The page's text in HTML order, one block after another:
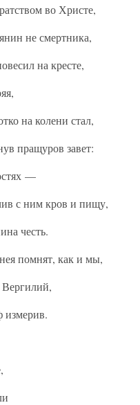
во Христе,
не смертника,
на кресте,
на колени стал,
пращуров завет:
—
с ним кров и пищу,
честь.
помнят, как и мы,
измерив.